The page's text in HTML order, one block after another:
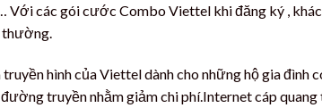
Với các gói cước Combo Viettel khi đăng ký ,
thường.
hình của Viettel dành cho những hộ gia đình
truyền nhằm giảm chi phí.Internet cáp